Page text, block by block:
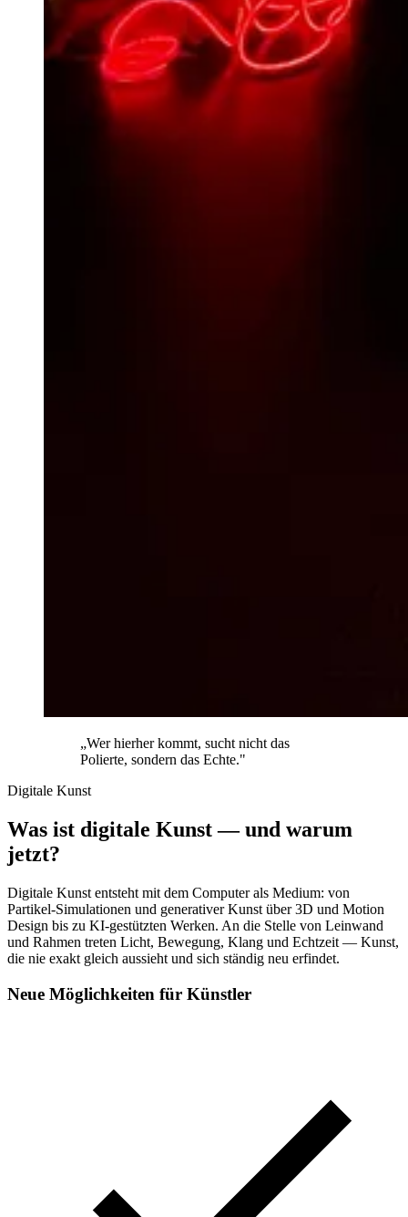
„Wer hierher kommt, sucht nicht das
Polierte, sondern das Echte."
Digitale Kunst
Was ist digitale Kunst — und warum
jetzt?
Digitale Kunst entsteht mit dem Computer als Medium: von
Partikel-Simulationen und generativer Kunst über 3D und Motion
Design bis zu KI-gestützten Werken. An die Stelle von Leinwand
und Rahmen treten Licht, Bewegung, Klang und Echtzeit — Kunst,
die nie exakt gleich aussieht und sich ständig neu erfindet.
Neue Möglichkeiten für Künstler